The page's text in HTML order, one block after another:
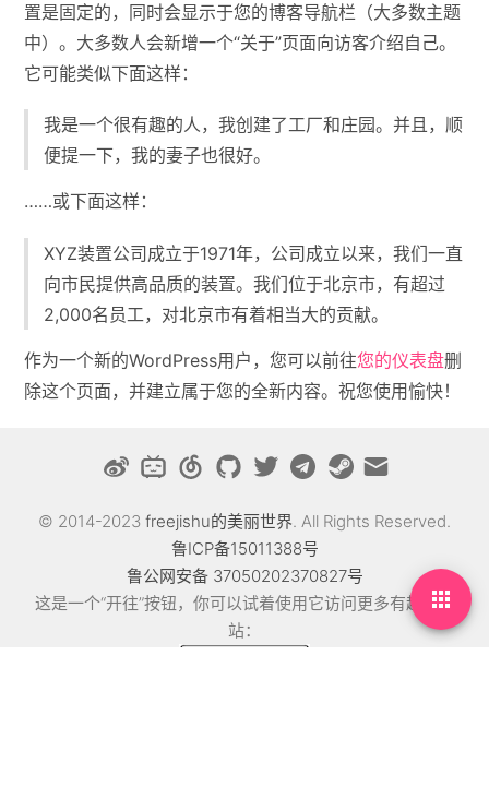
置是固定的，同时会显示于您的博客导航栏（大多数主题
中）。大多数人会新增一个“关于”页面向访客介绍自己。
它可能类似下面这样：
我是一个很有趣的人，我创建了工厂和庄园。并且，顺
便提一下，我的妻子也很好。
……或下面这样：
XYZ装置公司成立于1971年，公司成立以来，我们一直
向市民提供高品质的装置。我们位于北京市，有超过
2,000名员工，对北京市有着相当大的贡献。
作为一个新的WordPress用户，您可以前往您的仪表盘删
除这个页面，并建立属于您的全新内容。祝您使用愉快！

© 2014-2023 freejishu的美丽世界 . All Rights Reserved.
鲁ICP备15011388号
鲁公网安备 37050202370827号
这是一个“开往”按钮，你可以试着使用它访问更多有趣的网
站：